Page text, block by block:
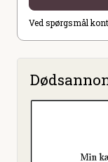
Ved spørgsmål